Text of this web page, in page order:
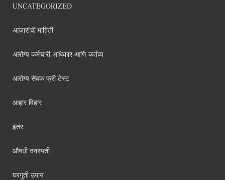
UNCATEGORIZED
आजारांची माहिती
आरोग्य कर्मचारी अधिकार आणि कर्तव्य
आरोग्य सेवक फ्री टेस्ट
आहार विहार
इतर
औषधी वनस्पती
घरगुती उपाय